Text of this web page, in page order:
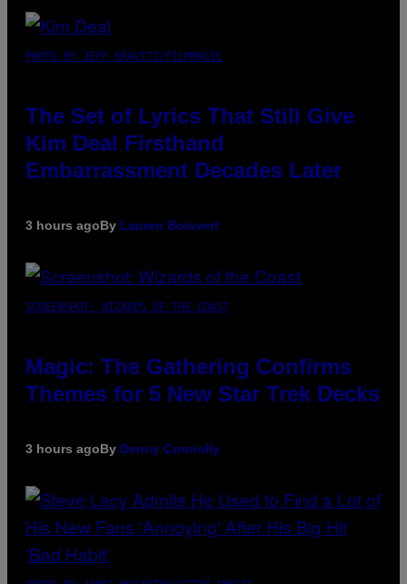
PHOTO BY JEFF KRAVITZ/FILMMAGIC
The Set of Lyrics That Still Give
Kim Deal Firsthand
Embarrassment Decades Later
3 hours agoBy Lauren Boisvert
SCREENSHOT: WIZARDS OF THE COAST
Magic: The Gathering Confirms
Themes for 5 New Star Trek Decks
3 hours agoBy Denny Connolly